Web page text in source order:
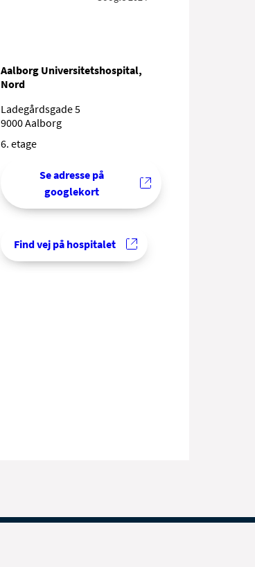
Aalborg Universitetshospital,
Nord
Ladegårdsgade 5
9000 Aalborg
6. etage
Se adresse på
googlekort
Find vej på hospitalet